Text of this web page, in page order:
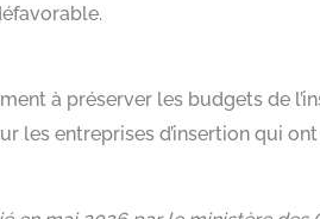
à préserver les budgets de
les entreprises d’insertion qui